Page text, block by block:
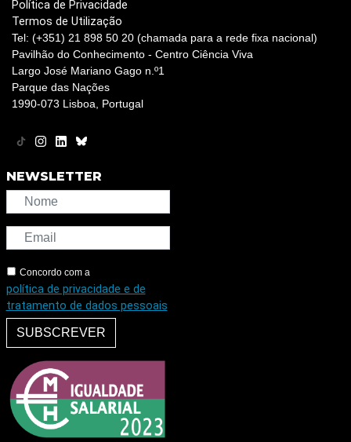
Política de Privacidade
Termos de Utilização
Tel: (+351) 21 898 50 20 (chamada para a rede fixa nacional)
Pavilhão do Conhecimento - Centro Ciência Viva
Largo José Mariano Gago n.º1
Parque das Nações
1990-073 Lisboa, Portugal
NEWSLETTER
Concordo com a
política de privacidade e de
tratamento de dados pessoais
SUBSCREVER